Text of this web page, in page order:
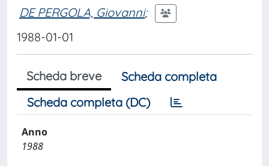
DE PERGOLA, Giovanni;
1988-01-01
Scheda breve
Scheda completa
Scheda completa (DC)
Anno
1988